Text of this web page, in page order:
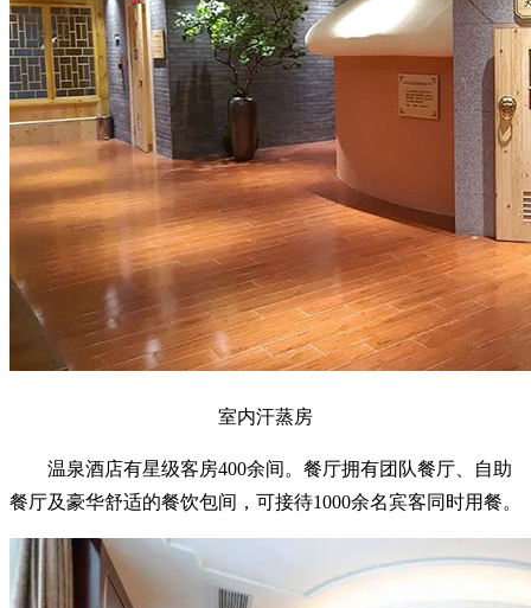
室内汗蒸房
温泉酒店有星级客房400余间。餐厅拥有团队餐厅、自助
餐厅及豪华舒适的餐饮包间，可接待1000余名宾客同时用餐。